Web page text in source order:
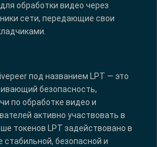
обработки видео через
сети, передающие свои
под названием LPT — это
безопасность,
по обработке видео и
активно участвовать в
токенов LPT задействовано в
стабильной, безопасной и